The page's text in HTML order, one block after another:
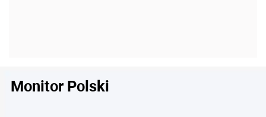
Monitor Polski